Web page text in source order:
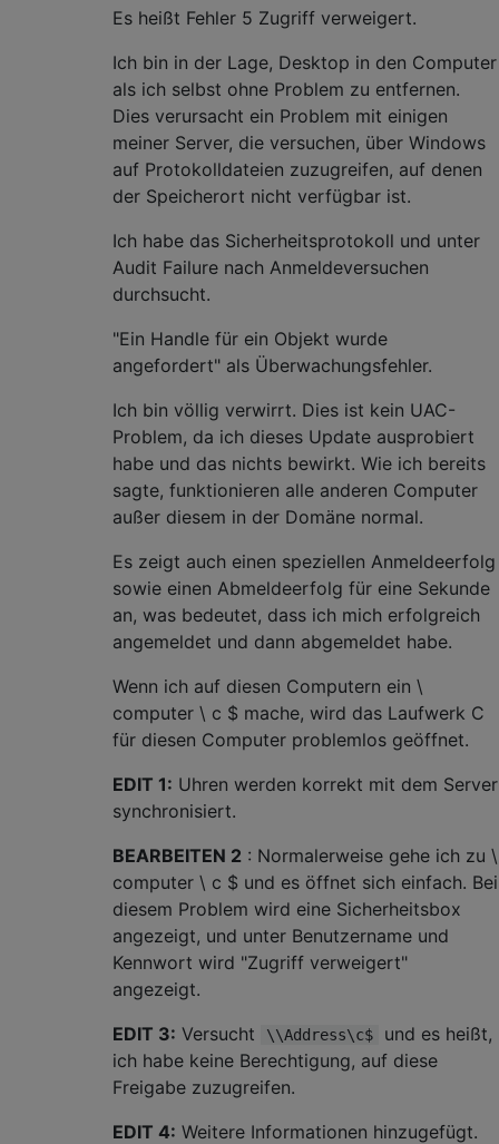
Es heißt Fehler 5 Zugriff verweigert.
Ich bin in der Lage, Desktop in den Computer
als ich selbst ohne Problem zu entfernen.
Dies verursacht ein Problem mit einigen
meiner Server, die versuchen, über Windows
auf Protokolldateien zuzugreifen, auf denen
der Speicherort nicht verfügbar ist.
Ich habe das Sicherheitsprotokoll und unter
Audit Failure nach Anmeldeversuchen
durchsucht.
"Ein Handle für ein Objekt wurde
angefordert" als Überwachungsfehler.
Ich bin völlig verwirrt. Dies ist kein UAC-
Problem, da ich dieses Update ausprobiert
habe und das nichts bewirkt. Wie ich bereits
sagte, funktionieren alle anderen Computer
außer diesem in der Domäne normal.
Es zeigt auch einen speziellen Anmeldeerfolg
sowie einen Abmeldeerfolg für eine Sekunde
an, was bedeutet, dass ich mich erfolgreich
angemeldet und dann abgemeldet habe.
Wenn ich auf diesen Computern ein \
computer \ c $ mache, wird das Laufwerk C
für diesen Computer problemlos geöffnet.
EDIT 1: Uhren werden korrekt mit dem Server
synchronisiert.
BEARBEITEN 2 : Normalerweise gehe ich zu \
computer \ c $ und es öffnet sich einfach. Bei
diesem Problem wird eine Sicherheitsbox
angezeigt, und unter Benutzername und
Kennwort wird "Zugriff verweigert"
angezeigt.
EDIT 3: Versucht \\Address\c$
und es heißt,
ich habe keine Berechtigung, auf diese
Freigabe zuzugreifen.
EDIT 4: Weitere Informationen hinzugefügt.